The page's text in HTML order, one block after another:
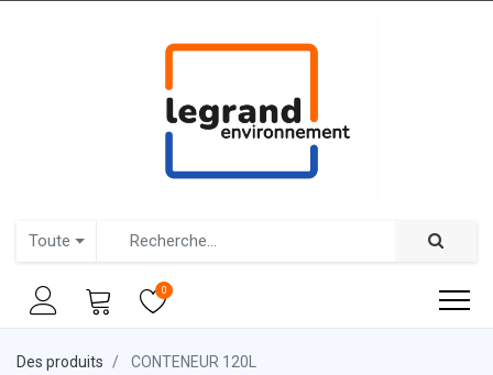
Toute
0
Des produits CONTENEUR 120L